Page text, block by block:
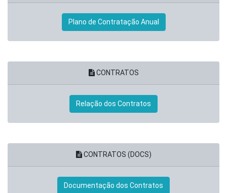
Plano de Contratação Anual
CONTRATOS
Relação dos Contratos
CONTRATOS (DOCS)
Documentação dos Contratos